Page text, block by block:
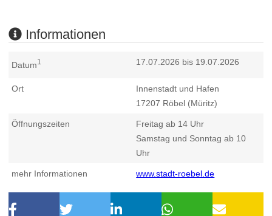
Informationen
Datum1 17.07.2026 bis 19.07.2026
Ort
Innenstadt und Hafen
17207 Röbel (Müritz)
Öffnungszeiten
Freitag ab 14 Uhr
Samstag und Sonntag ab 10
Uhr
mehr Informationen www.stadt-roebel.de